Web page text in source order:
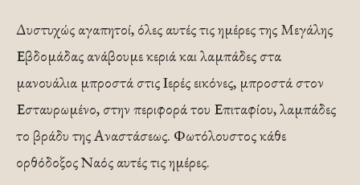
Δυστυχώς αγαπητοί, όλες αυτές τις ημέρες της Μεγάλης
Εβδομάδας ανάβουμε κεριά και λαμπάδες στα
μανουάλια μπροστά στις Ιερές εικόνες, μπροστά στον
Εσταυρωμένο, στην περιφορά του Επιταφίου, λαμπάδες
το βράδυ της Αναστάσεως. Φωτόλουστος κάθε
ορθόδοξος Ναός αυτές τις ημέρες.